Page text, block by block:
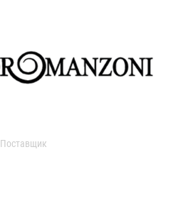
Поставщик